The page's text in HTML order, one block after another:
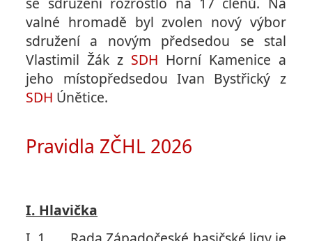
valné hromadě byl zvolen nový výbor
sdružení a novým předsedou se stal
Vlastimil Žák z SDH Horní Kamenice a
jeho místopředsedou Ivan Bystřický z
SDH Únětice.
Pravidla ZČHL 2026
I. Hlavička